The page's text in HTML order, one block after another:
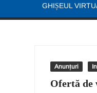
GHIȘEUL
Anunțuri
Ofertă de